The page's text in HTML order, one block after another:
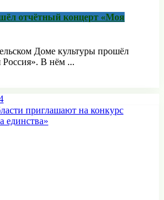
отчётный концерт «Моя
Доме культуры прошёл
В нём ...